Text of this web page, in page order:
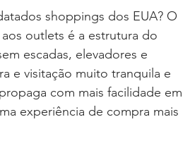
shoppings dos EUA? O
outlets é a estrutura do
escadas, elevadores e
e visitação muito tranquila e
com mais facilidade em
experiência de compra mais